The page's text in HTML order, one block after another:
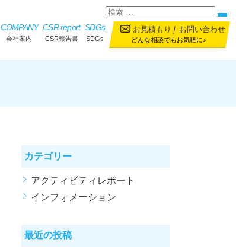
お見積もり ｜ お問い合わせ
どんな相談でもお気軽に♪
COMPANY
会社案内
CSR report
CSR報告書
SDGs
SDGs
カテゴリー
アクティビティレポート
インフォメーション
最近の投稿